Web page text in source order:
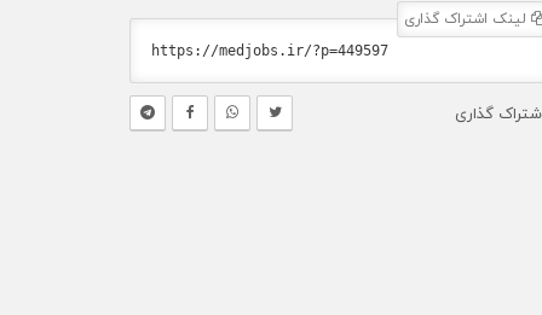
لینک اشتراک گذاری
گذاری